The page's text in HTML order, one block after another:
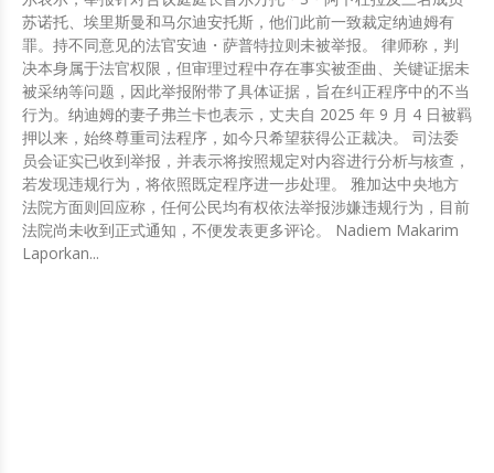
苏诺托、埃里斯曼和马尔迪安托斯，他们此前一致裁定纳迪姆有
罪。持不同意见的法官安迪・萨普特拉则未被举报。 律师称，判
决本身属于法官权限，但审理过程中存在事实被歪曲、关键证据未
被采纳等问题，因此举报附带了具体证据，旨在纠正程序中的不当
行为。纳迪姆的妻子弗兰卡也表示，丈夫自 2025 年 9 月 4 日被羁
押以来，始终尊重司法程序，如今只希望获得公正裁决。 司法委
员会证实已收到举报，并表示将按照规定对内容进行分析与核查，
若发现违规行为，将依照既定程序进一步处理。 雅加达中央地方
法院方面则回应称，任何公民均有权依法举报涉嫌违规行为，目前
法院尚未收到正式通知，不便发表更多评论。 Nadiem Makarim
Laporkan...